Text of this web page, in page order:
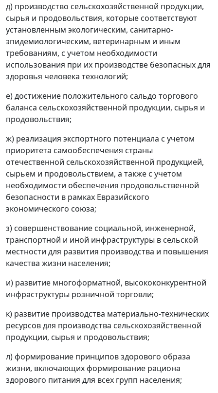
д) производство сельскохозяйственной продукции,
сырья и продовольствия, которые соответствуют
установленным экологическим, санитарно-
эпидемиологическим, ветеринарным и иным
требованиям, с учетом необходимости
использования при их производстве безопасных для
здоровья человека технологий;
е) достижение положительного сальдо торгового
баланса сельскохозяйственной продукции, сырья и
продовольствия;
ж) реализация экспортного потенциала с учетом
приоритета самообеспечения страны
отечественной сельскохозяйственной продукцией,
сырьем и продовольствием, а также с учетом
необходимости обеспечения продовольственной
безопасности в рамках Евразийского
экономического союза;
з) совершенствование социальной, инженерной,
транспортной и иной инфраструктуры в сельской
местности для развития производства и повышения
качества жизни населения;
и) развитие многоформатной, высококонкурентной
инфраструктуры розничной торговли;
к) развитие производства материально-технических
ресурсов для производства сельскохозяйственной
продукции, сырья и продовольствия;
л) формирование принципов здорового образа
жизни, включающих формирование рациона
здорового питания для всех групп населения;